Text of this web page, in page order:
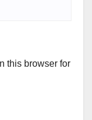
this browser for